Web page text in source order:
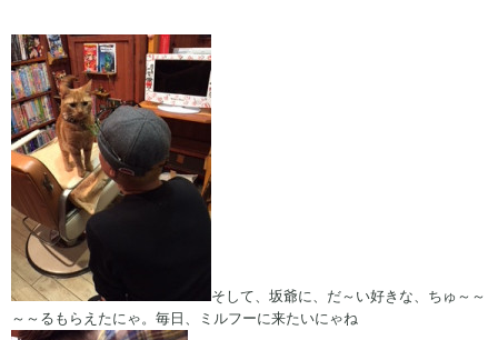
そして、坂爺に、だ～い好きな、ちゅ～～
～～るもらえたにゃ。毎日、ミルフーに来たいにゃね